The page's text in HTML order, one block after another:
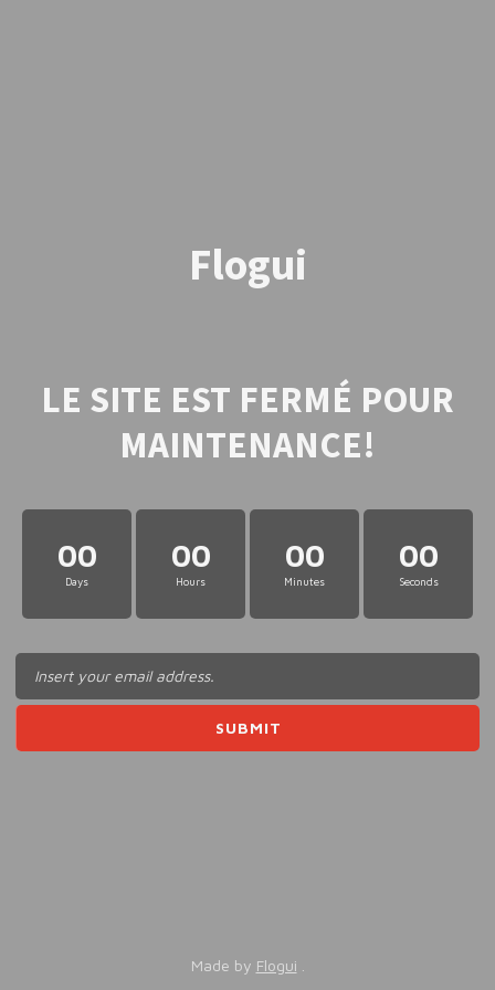
Flogui
LE SITE EST FERMÉ POUR
MAINTENANCE!
00
Days
00
Hours
00
Minutes
00
Seconds
Made by Flogui